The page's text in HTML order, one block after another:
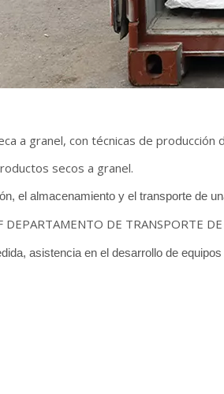
a granel, con técnicas de
secos a granel.
el almacenamiento y el transporte de
DE TRANSPORTE
asistencia en el desarrollo de